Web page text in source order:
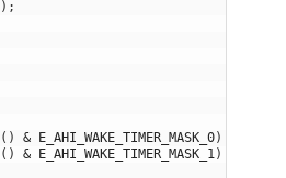
) ;
( ) & E_AHI_WAKE_TIMER_MASK_0)
( ) & E_AHI_WAKE_TIMER_MASK_1)